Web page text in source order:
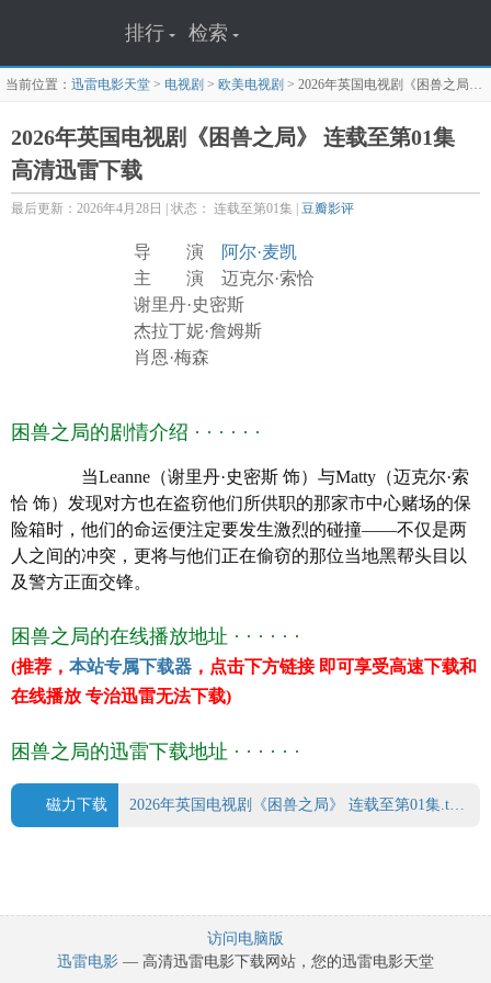
排行 检索
当前位置： 迅雷电影天堂 > 电视剧 > 欧美电视剧 > 2026年英国电视剧《困兽之局》 连载至第01集
2026年英国电视剧《困兽之局》 连载至第01集
高清迅雷下载
最后更新：2026年4月28日 | 状态： 连载至第01集 | 豆瓣影评
豆瓣 0分
导 演
阿尔·麦凯
主 演 迈克尔·索恰
谢里丹·史密斯
杰拉丁妮·詹姆斯
肖恩·梅森
奥索利亚·茱莉娅·帕普
EileenO’Brien
MaxAinsworth
SophieMensah
AntonBibby
GemmaBarraclough
RoseMcDermott
译 名 困兽之局
片 名 困兽之局
产 地英国
语 言 英语
困兽之局的剧情介绍 · · · · · ·
当Leanne（谢里丹·史密斯 饰）与Matty（迈克尔·索
恰 饰）发现对方也在盗窃他们所供职的那家市中心赌场的保
险箱时，他们的命运便注定要发生激烈的碰撞——不仅是两
人之间的冲突，更将与他们正在偷窃的那位当地黑帮头目以
及警方正面交锋。
困兽之局的在线播放地址 · · · · · ·
(推荐， 本站专属下载器 ，点击下方链接 即可享受高速下载和
在线播放 专治迅雷无法下载)
困兽之局的迅雷下载地址 · · · · · ·
磁力下载 2026年英国电视剧《困兽之局》 连载至第01集.torrent
访问电脑版
迅雷电影 — 高清迅雷电影下载网站，您的迅雷电影天堂